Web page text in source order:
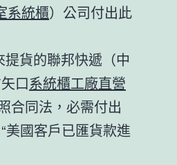
系統櫃）公司付出此
貨的聯邦快遞（中
口系統櫃工廠直營
合同法，必需付出
美國客戶已匯貨款進